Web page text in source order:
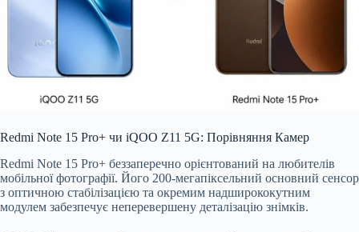
Redmi Note 15 Pro+ чи iQOO Z11 5G: Порівняння Камер
Redmi Note 15 Pro+ беззаперечно орієнтований на любителів
мобільної фотографії. Його 200-мегапіксельний основний сенсор
з оптичною стабілізацією та окремим надширококутним
модулем забезпечує неперевершену деталізацію знімків.